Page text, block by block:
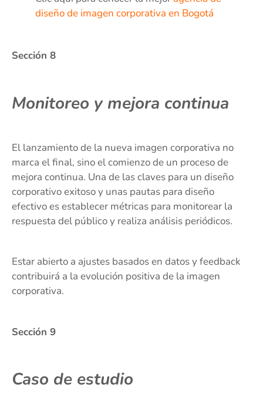
diseño de imagen corporativa en Bogotá
Sección 8
Monitoreo y mejora continua
El lanzamiento de la nueva imagen corporativa no
marca el final, sino el comienzo de un proceso de
mejora continua. Una de las claves para un diseño
corporativo exitoso y unas pautas para diseño
efectivo es establecer métricas para monitorear la
respuesta del público y realiza análisis periódicos.
Estar abierto a ajustes basados en datos y feedback
contribuirá a la evolución positiva de la imagen
corporativa.
Sección 9
Caso de estudio